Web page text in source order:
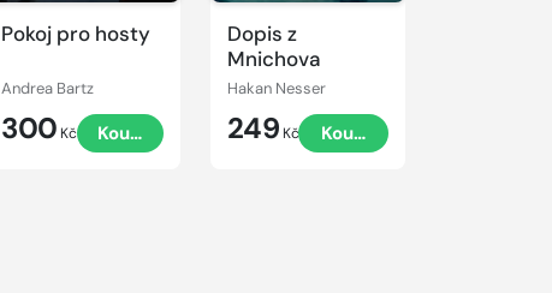
Pokoj pro hosty
Andrea Bartz
300 Kč Koupit
Dopis z
Mnichova
Hakan Nesser
249 Kč Koupit